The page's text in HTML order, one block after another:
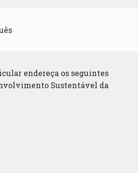
endereça os seguintes
Sustentável da